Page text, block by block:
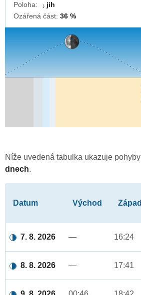
Poloha:
↓ jih
Ozářená část: 36 %
Níže uvedená tabulka ukazuje pohyby
dnech.
Datum Východ Západ
7. 8. 2026 — 16:24
8. 8. 2026 — 17:41